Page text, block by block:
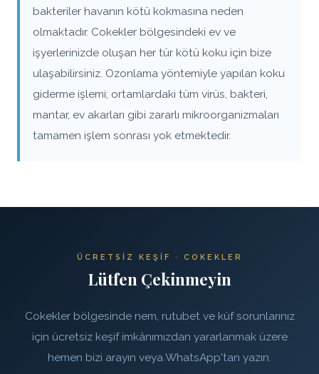
bakteriler havanın kötü kokmasına neden
olmaktadır. Cokekler bölgesindeki ev ve
işyerlerinizde oluşan her tür kötü koku için bize
ulaşabilirsiniz. Ozonlama yöntemiyle yapılan koku
giderme işlemi; ortamlardaki tüm virüs, bakteri,
mantar, ev akarları gibi zararlı mikroorganizmaları
tamamen işlem sonrası yok etmektedir.
ÜCRETSIZ KEŞIF · COKEKLER
Lütfen Çekinmeyin
Cokekler bölgesinde nem, rutubet ve küf sorunlarınız
için ücretsiz keşif imkânımızdan yararlanmak üzere
hemen bizi arayın veya WhatsApp'tan yazın.